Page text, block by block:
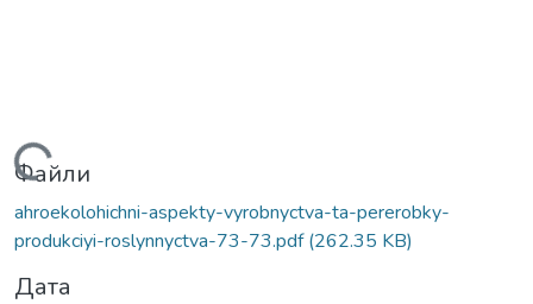
Вантажиться...
Файли
ahroekolohichni-aspekty-vyrobnyctva-ta-pererobky-
produkciyi-roslynnyctva-73-73.pdf(262.35 KB)
Дата